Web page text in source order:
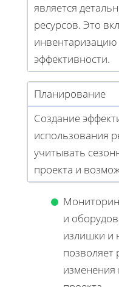
является
ресурсов. Это
инвентаризацию
эффективности.
Планирование
Создание
использования
учитывать
проекта и
и
излишки и
позволяет
изменения